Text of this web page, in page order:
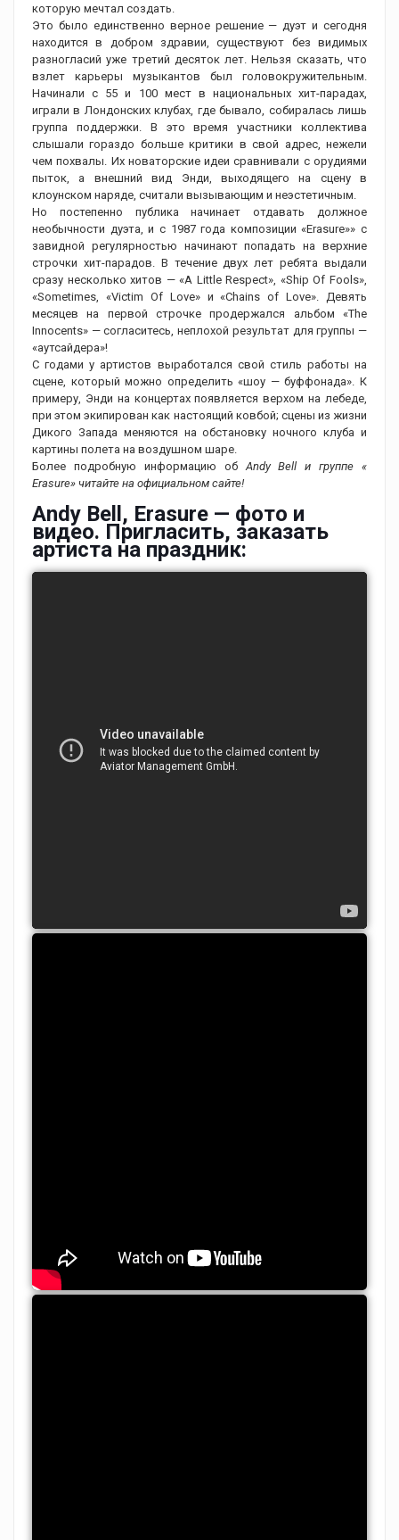
которую мечтал создать.
Это было единственно верное решение — дуэт и сегодня
находится в добром здравии, существуют без видимых
разногласий уже третий десяток лет. Нельзя сказать, что
взлет карьеры музыкантов был головокружительным.
Начинали с 55 и 100 мест в национальных хит-парадах,
играли в Лондонских клубах, где бывало, собиралась лишь
группа поддержки. В это время участники коллектива
слышали гораздо больше критики в свой адрес, нежели
чем похвалы. Их новаторские идеи сравнивали с орудиями
пыток, а внешний вид Энди, выходящего на сцену в
клоунском наряде, считали вызывающим и неэстетичным.
Но постепенно публика начинает отдавать должное
необычности дуэта, и с 1987 года композиции «Erasure»» с
завидной регулярностью начинают попадать на верхние
строчки хит-парадов. В течение двух лет ребята выдали
сразу несколько хитов — «A Little Respect», «Ship Of Fools»,
«Sometimes, «Victim Of Love» и «Chains of Love». Девять
месяцев на первой строчке продержался альбом «The
Innocents» — согласитесь, неплохой результат для группы —
«аутсайдера»!
С годами у артистов выработался свой стиль работы на
сцене, который можно определить «шоу — буффонада». К
примеру, Энди на концертах появляется верхом на лебеде,
при этом экипирован как настоящий ковбой; сцены из жизни
Дикого Запада меняются на обстановку ночного клуба и
картины полета на воздушном шаре.
Более подробную информацию обAndy Bell и группе «
Erasure» читайте на официальном сайте!
Andy Bell, Erasure — фото и
видео. Пригласить, заказать
артиста на праздник: